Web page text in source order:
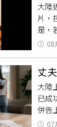
大陸
片，
是，
綜合
於
造
咋舌
老家
他刻
湊」
用鄰
08
丈
大陸
已成
併告
綜合
07